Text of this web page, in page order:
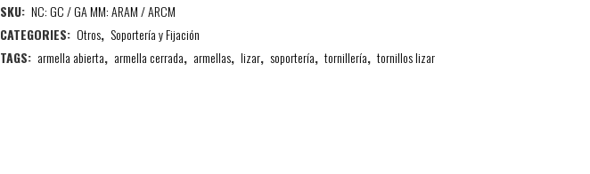
SKU: NC: GC / GA MM: ARAM / ARCM
CATEGORIES: Otros, Soportería y Fijación
TAGS: armella abierta, armella cerrada, armellas, lizar, soportería, tornillería, tornillos lizar